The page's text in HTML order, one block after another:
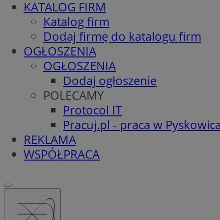
KATALOG FIRM
Katalog firm
Dodaj firmę do katalogu firm
OGŁOSZENIA
OGŁOSZENIA
Dodaj ogłoszenie
POLECAMY
Protocol IT
Pracuj.pl - praca w
REKLAMA
WSPÓŁPRACA